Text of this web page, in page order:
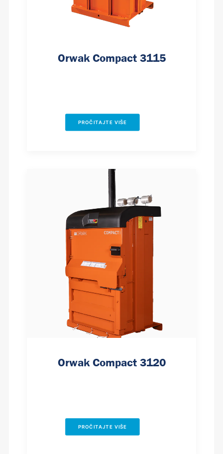
Orwak Compact 3115
PROČITAJTE VIŠE
Orwak Compact 3120
PROČITAJTE VIŠE